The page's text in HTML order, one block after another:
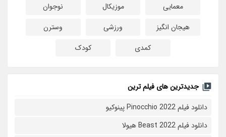
معمایی
موزیکال
نوجوان
هیجان انگیز
ورزشی
وسترن
کمدی
کودک
جدیدترین های فیلم ترین
دانلود فیلم Pinocchio 2022 پینوکیو
دانلود فیلم Beast 2022 هیولا